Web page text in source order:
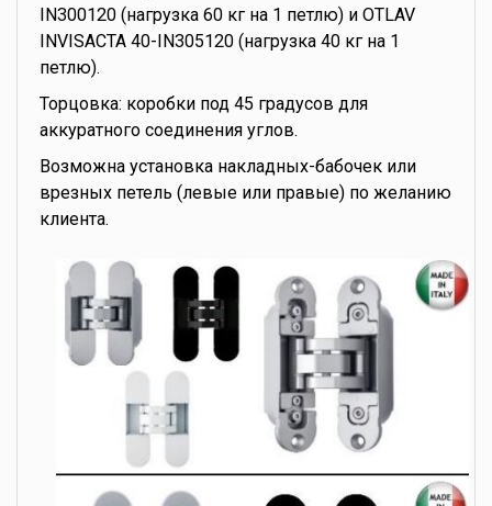
IN300120 (нагрузка 60 кг на 1 петлю) и OTLAV
INVISACTA 40-IN305120 (нагрузка 40 кг на 1
петлю).
Торцовка: коробки под 45 градусов для
аккуратного соединения углов.
Возможна установка накладных-бабочек или
врезных петель (левые или правые) по желанию
клиента.